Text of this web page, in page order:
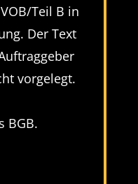
Teil B in
Der Text
vorgelegt.
BGB.